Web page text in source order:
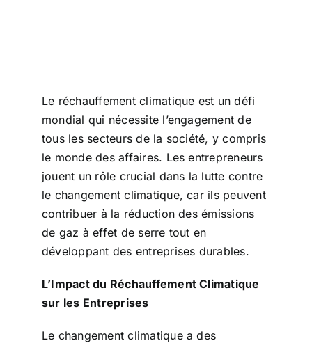
Le réchauffement climatique est un défi
mondial qui nécessite l’engagement de
tous les secteurs de la société, y compris
le monde des affaires. Les entrepreneurs
jouent un rôle crucial dans la lutte contre
le changement climatique, car ils peuvent
contribuer à la réduction des émissions
de gaz à effet de serre tout en
développant des entreprises durables.
L’Impact du Réchauffement Climatique
sur les Entreprises
Le changement climatique a des